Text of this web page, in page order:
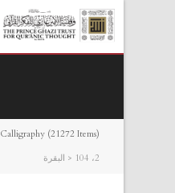
Calligraphy (21272 Items)
> 104 ،2 البقرة